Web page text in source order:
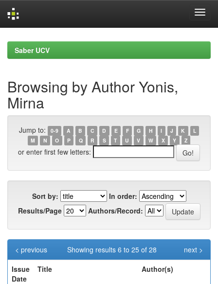
navigationSaber UCV
Browsing by Author Yonis,
Mirna
Jump to: 0-9 A B C D E F G H I J K
L
M
N O P Q R S T U V W X Y Z
or enter first few letters:
Sort by:
In order:
Results/Page
Authors/Record:
Showing results 6 to 25 of 28
< previous
next >
Issue
Date
Title Author(s)